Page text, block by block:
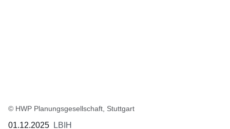
© HWP Planungsgesellschaft, Stuttgart
01.12.2025 LBIH